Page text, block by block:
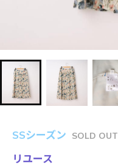
SSシーズン SOLD OUT
リユース